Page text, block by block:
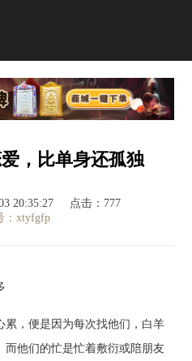
，比单身还孤独
20:35:27
点击：777
：xtyfgfp
累，便是因为每次找他们，白羊
而他们的忙是忙着敷衍或陪朋友